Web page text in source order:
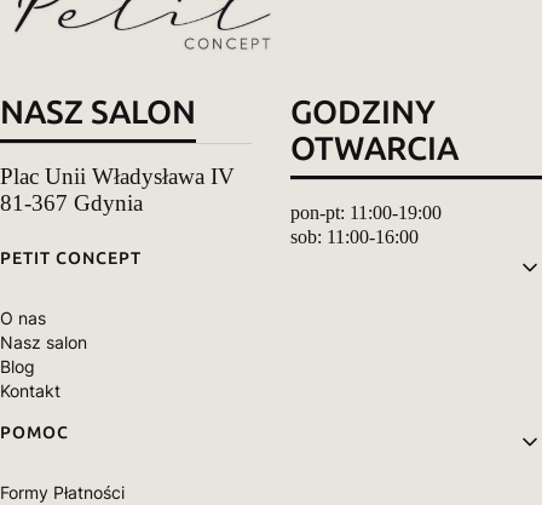
NASZ SALON
Plac Unii Władysława IV
81-367 Gdynia
GODZINY
OTWARCIA
pon-pt: 11:00-19:00
sob: 11:00-16:00
Linki w stopce
PETIT CONCEPT
O nas
Nasz salon
Blog
Kontakt
POMOC
Formy Płatności